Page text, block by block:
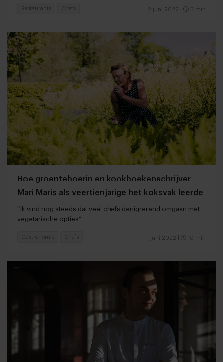
2 juni 2022 3 min
Restaurants Chefs
Hoe groenteboerin en kookboekenschrijver
Mari Maris als veertienjarige het koksvak leerde
“Ik vind nog steeds dat veel chefs denigrerend omgaan met
vegetarische opties”
1 juni 2022 10 min
Gastronomie Chefs